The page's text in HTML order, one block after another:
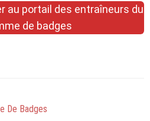
au portail des entraîneurs du
de badges
De Badges